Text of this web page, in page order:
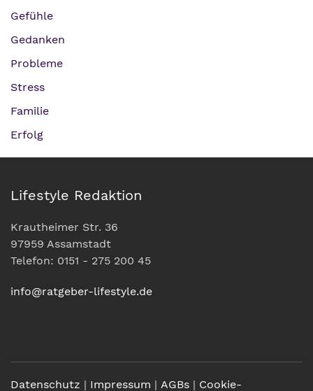
Gefühle
Gedanken
Probleme
Stress
Familie
Erfolg
Lifestyle Redaktion
Krautheimer Str. 36
97959 Assamstadt
Telefon: 0151 - 275 200 45
info@ratgeber-lifestyle.de
Datenschutz | Impressum | AGBs | Cookie-